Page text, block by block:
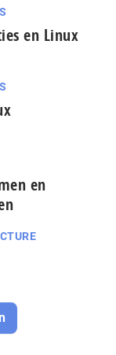
en Linux
en